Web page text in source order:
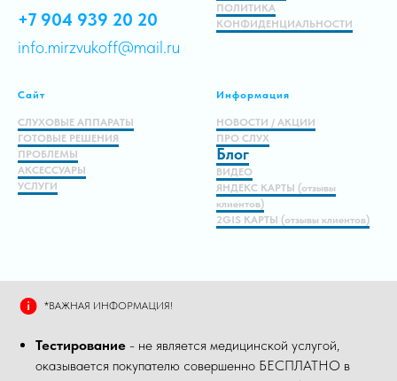
+7 904 939 20 20
info.mirzvukoff@mail.ru
ПОЛИТИКА
КОНФИДЕНЦИАЛЬНОСТИ
Сайт
СЛУХОВЫЕ АППАРАТЫ
ГОТОВЫЕ РЕШЕНИЯ
ПРОБЛЕМЫ
АКСЕССУАРЫ
УСЛУГИ
Информация
НОВОСТИ / АКЦИИ
ПРО СЛУХ
Блог
ВИДЕО
ЯНДЕКС КАРТЫ (отзывы
клиентов)
2GIS КАРТЫ (отзывы клиентов)
*ВАЖНАЯ ИНФОРМАЦИЯ!
Тестирование - не является медицинской услугой,
оказывается покупателю совершенно БЕСПЛАТНО в